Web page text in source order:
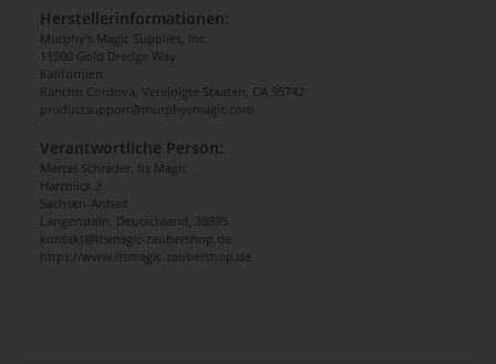
Herstellerinformationen:
Murphy's Magic Supplies, Inc.
11500 Gold Dredge Way
Kalifornien
Rancho Cordova, Vereinigte Staaten, CA 95742
productsupport@murphysmagic.com
Verantwortliche Person:
Marcel Schrader, Its Magic
Harzblick 2
Sachsen-Anhalt
Langenstein, Deutschland, 38895
kontakt@itsmagic-zaubershop.de
https://www.itsmagic-zaubershop.de